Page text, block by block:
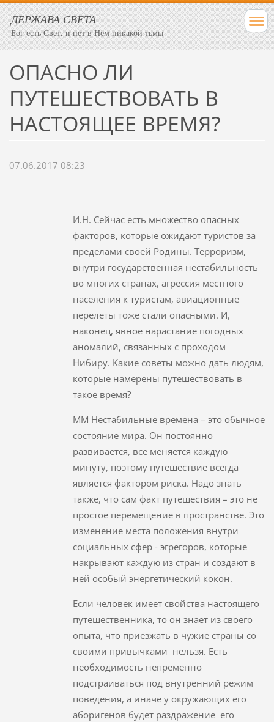
ДЕРЖАВА СВЕТА
Бог есть Свет, и нет в Нём никакой тьмы
ОПАСНО ЛИ
ПУТЕШЕСТВОВАТЬ В
НАСТОЯЩЕЕ ВРЕМЯ?
07.06.2017 08:23
И.Н. Сейчас есть множество опасных
факторов, которые ожидают туристов за
пределами своей Родины. Терроризм,
внутри государственная нестабильность
во многих странах, агрессия местного
населения к туристам, авиационные
перелеты тоже стали опасными. И,
наконец, явное нарастание погодных
аномалий, связанных с проходом
Нибиру. Какие советы можно дать людям,
которые намерены путешествовать в
такое время?
ММ Нестабильные времена – это обычное
состояние мира. Он постоянно
развивается, все меняется каждую
минуту, поэтому путешествие всегда
является фактором риска. Надо знать
также, что сам факт путешествия – это не
простое перемещение в пространстве. Это
изменение места положения внутри
социальных сфер - эгрегоров, которые
накрывают каждую из стран и создают в
ней особый энергетический кокон.
Если человек имеет свойства настоящего
путешественника, то он знает из своего
опыта, что приезжать в чужие страны со
своими привычками нельзя. Есть
необходимость непременно
подстраиваться под внутренний режим
поведения, а иначе у окружающих его
аборигенов будет раздражение его